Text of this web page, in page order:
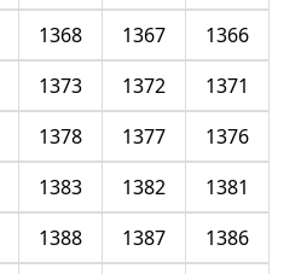
1366
1367
1368
1371
1372
1373
1376
1377
1378
1381
1382
1383
1386
1387
1388